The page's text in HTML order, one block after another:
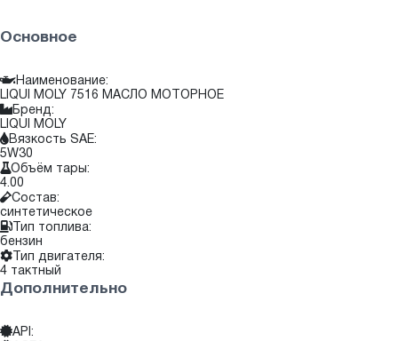
Основное
Наименование:
LIQUI MOLY 7516 МАСЛО МОТОРНОЕ
Бренд:
LIQUI MOLY
Вязкость SAE:
5W30
Объём тары:
4.00
Состав:
синтетическое
Тип топлива:
бензин
Тип двигателя:
4 тактный
Дополнительно
API: